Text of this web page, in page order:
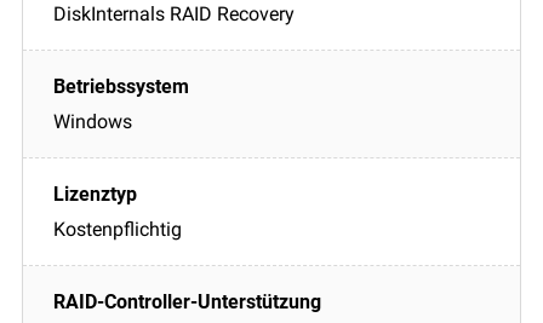
DiskInternals RAID Recovery
Windows
Kostenpflichtig